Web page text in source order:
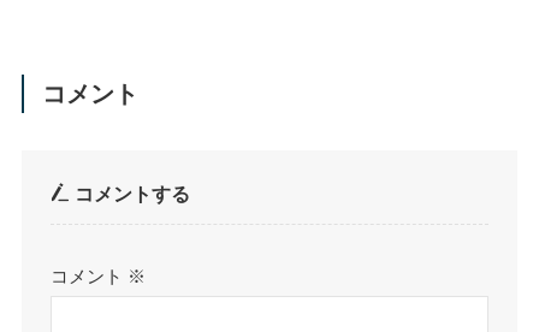
コメント
コメントする
コメント ※